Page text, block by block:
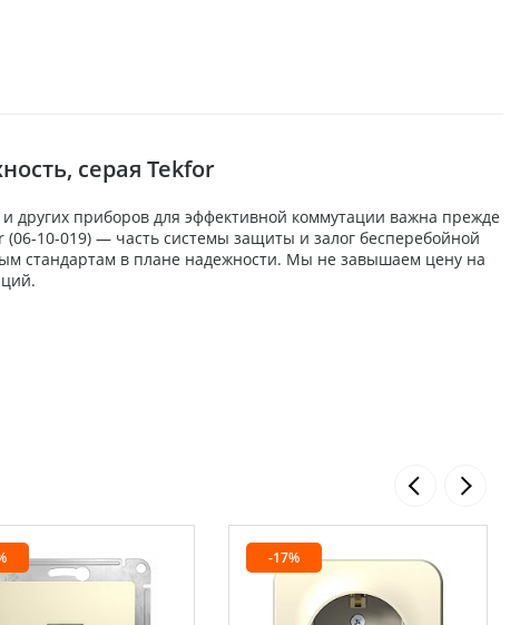
серая Tekfor
других приборов для эффективной коммутации важна прежде
(06-10-019) — часть системы защиты и залог бесперебойной
стандартам в плане надежности. Мы не завышаем цену на
-17%